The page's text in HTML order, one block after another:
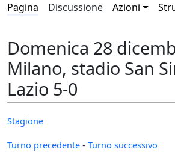
Pagina Discussione Azioni
Domenica 28
Milano, stadio San
Lazio 5-0
Stagione
Turno precedente - Turno successivo